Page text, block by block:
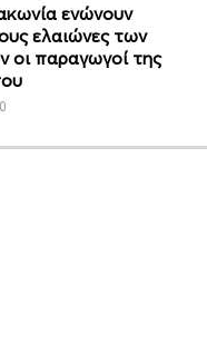
ενώνουν
ελαιώνες των
οι παραγωγοί της